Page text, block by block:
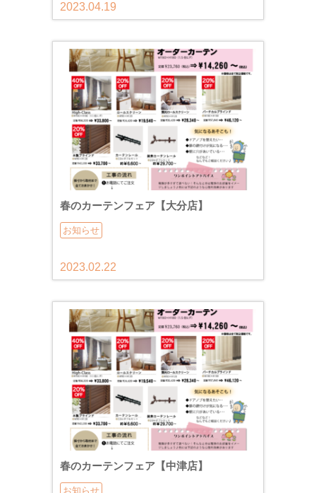
2023.04.19
春のカーテンフェア【大分店】
お知らせ
2023.02.22
春のカーテンフェア【中津店】
お知らせ